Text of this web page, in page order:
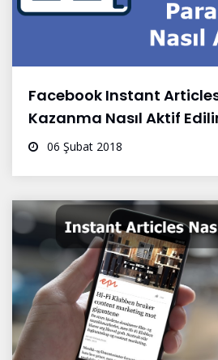
Facebook Instant
Kazanma Nasıl Aktif
06 Şubat 2018